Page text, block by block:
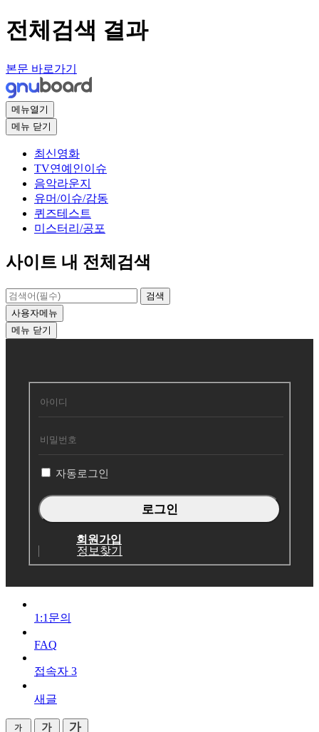
전체검색 결과
본문 바로가기
메뉴열기
메뉴 닫기
최신영화
TV연예인이슈
음악라운지
유머/이슈/감동
퀴즈테스트
미스터리/공포
사이트 내 전체검색
검색
사용자메뉴
메뉴 닫기
회
원
그
인
자동로그인
회원가입
정보찾기
1:1문의
FAQ
접속자 3
새글